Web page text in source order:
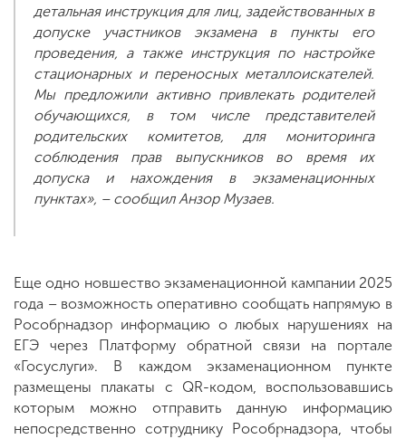
детальная инструкция для лиц, задействованных в
допуске участников экзамена в пункты его
проведения, а также инструкция по настройке
стационарных и переносных металлоискателей.
Мы предложили активно привлекать родителей
обучающихся, в том числе представителей
родительских комитетов, для мониторинга
соблюдения прав выпускников во время их
допуска и нахождения в экзаменационных
пунктах», – сообщил Анзор Музаев.
Еще одно новшество экзаменационной кампании 2025
года – возможность оперативно сообщать напрямую в
Рособрнадзор информацию о любых нарушениях на
ЕГЭ через Платформу обратной связи на портале
«Госуслуги». В каждом экзаменационном пункте
размещены плакаты с QR-кодом, воспользовавшись
которым можно отправить данную информацию
непосредственно сотруднику Рособрнадзора, чтобы